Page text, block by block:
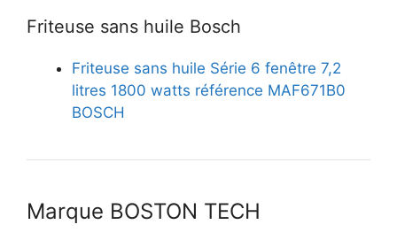
Friteuse sans huile Bosch
Friteuse sans huile Série 6 fenêtre 7,2
litres 1800 watts référence MAF671B0
BOSCH
Marque BOSTON TECH